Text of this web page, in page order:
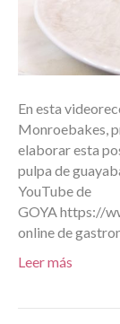
En esta
Monroebakes,
elaborar esta
pulpa de
YouTube de
GOYA https://
online de
Leer más